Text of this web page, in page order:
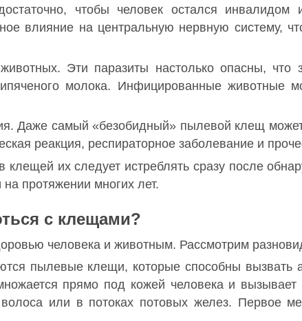
чтобы человек остался инвалидом
влияние на центральную нервную систему,
Эти паразиты настолько опасны, что
молока. Инфицированные животные
Даже самый «безобидный» пылевой клещ
реакция, респираторное заболевание и
клещей их следует истреблять сразу после
протяжении многих лет.
с клещами?
человека и животным. Рассмотрим
пылевые клещи, которые способны вызвать
прямо под кожей человека и
или в потоках потовых желез. Первое